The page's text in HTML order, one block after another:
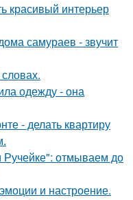
красивый интерьер
самураев - звучит
одежду - она
- делать квартиру
Ручейке": отмываем до
и настроение.